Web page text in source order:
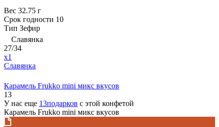
Вес 32.75 г
Срок годности 10
Тип Зефир
Славянка
27/34
x1
Славянка
Карамель Frukko mini микс вкусов
13
У нас еще 13подарков с этой конфетой
Карамель Frukko mini микс вкусов